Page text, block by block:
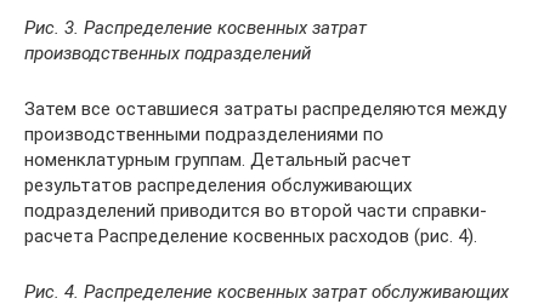
Рис. 3. Распределение косвенных затрат
производственных подразделений
Затем все оставшиеся затраты распределяются между
производственными подразделениями по
номенклатурным группам. Детальный расчет
результатов распределения обслуживающих
подразделений приводится во второй части справки-
расчета Распределение косвенных расходов (рис. 4).
Рис. 4. Распределение косвенных затрат обслуживающих